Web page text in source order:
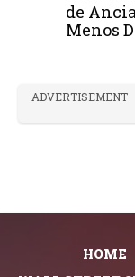
de
Menos
ADVERTISEMENT
HOME